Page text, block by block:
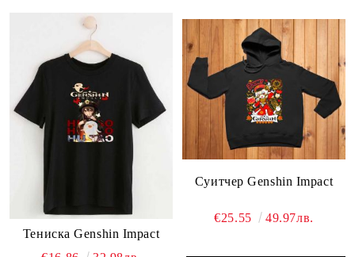
Тениска Genshin Impact
Суитчер Genshin Impact
€25.55 49.97лв.